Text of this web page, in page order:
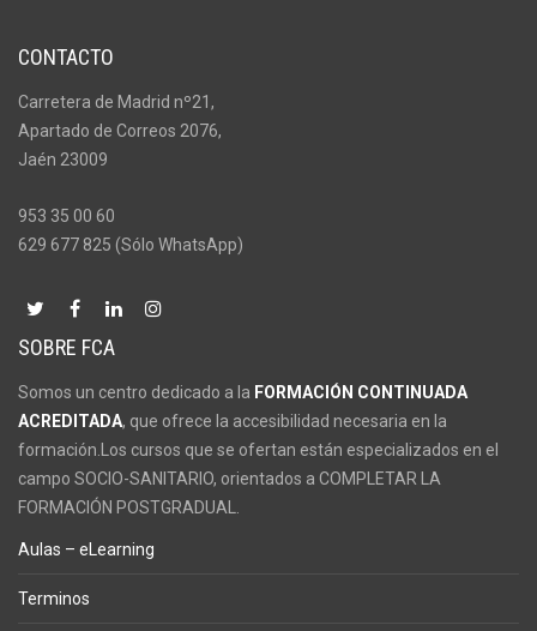
169,00€.
CONTACTO
Carretera de Madrid nº21,
Apartado de Correos 2076,
Jaén 23009
953 35 00 60
629 677 825 (Sólo WhatsApp)
SOBRE FCA
Somos un centro dedicado a la FORMACIÓN CONTINUADA
ACREDITADA, que ofrece la accesibilidad necesaria en la
formación.Los cursos que se ofertan están especializados en el
campo SOCIO-SANITARIO, orientados a COMPLETAR LA
FORMACIÓN POSTGRADUAL.
Aulas – eLearning
Terminos